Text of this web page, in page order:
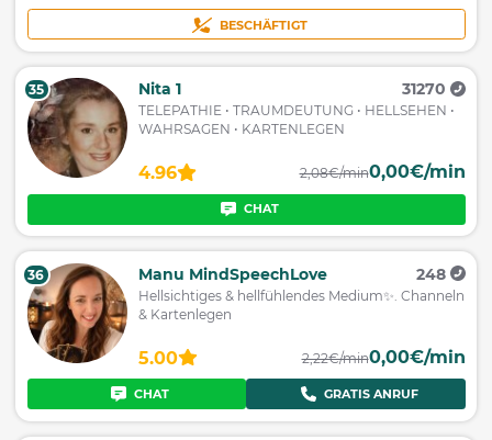
BESCHÄFTIGT
35 Nita 1 31270
TELEPATHIE • TRAUMDEUTUNG • HELLSEHEN •
WAHRSAGEN • KARTENLEGEN
4.96 2,08€/min0,00€/min
CHAT
36 Manu MindSpeechLove 248
Hellsichtiges & hellfühlendes Medium✨️. Channeln
& Kartenlegen
5.00 2,22€/min0,00€/min
CHAT GRATIS ANRUF